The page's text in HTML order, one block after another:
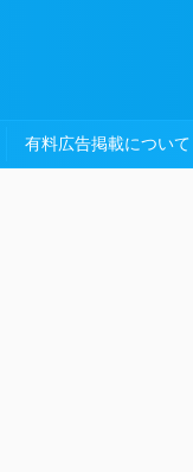
有料広告掲載について